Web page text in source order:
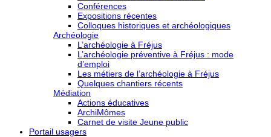
Conférences
Expositions récentes
Colloques historiques et archéologiques
Archéologie
L’archéologie à Fréjus
L’archéologie préventive à Fréjus : mode
d’emploi
Les métiers de l’archéologie à Fréjus
Quelques chantiers récents
Médiation
Actions éducatives
ArchiMômes
Carnet de visite Jeune public
Portail usagers